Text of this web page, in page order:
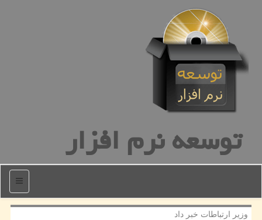
توسعه نرم افزار
منو
وزیر ارتباطات خبر داد